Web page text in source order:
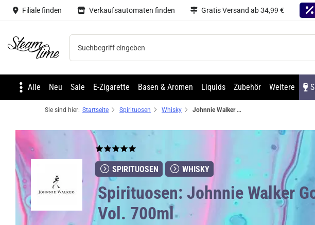
Filiale finden Verkaufsautomaten finden Gratis Versand ab 34,99 €
Steam time
Alle Neu Sale E-Zigarette Basen & Aromen Liquids Zubehör Weitere
Sie sind hier: Startseite Spirituosen Whisky Johnnie Walker Gold Label Reserve Blended Scotch Whisky 40% Vol. 700ml
SPIRITUOSEN WHISKY
Spirituosen: Johnnie Walker
Vol. 700ml